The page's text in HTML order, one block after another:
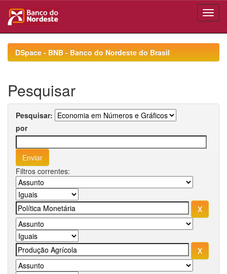
navigationDSpace - BNB - Banco do Nordeste do Brasil
Pesquisar
Pesquisar:
por
Filtros correntes: